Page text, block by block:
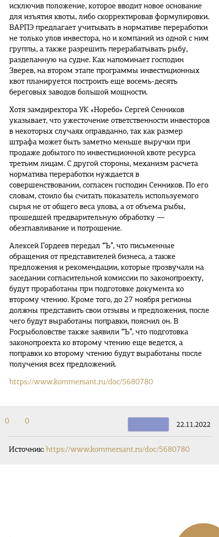
исключив положение, которое вводит новое основание
для изъятия квоты, либо скорректировав формулировки.
ВАРПЭ предлагает учитывать в нормативе переработки
не только улов инвестора, но и компаний из одной с ним
группы, а также разрешить перерабатывать рыбу,
разделанную на судне. Как напоминает господин
Зверев, на втором этапе программы инвестиционных
квот планируется построить еще восемь-десять
береговых заводов большой мощности.
Хотя замдиректора УК «Норебо» Сергей Сенников
указывает, что ужесточение ответственности инвесторов
в некоторых случаях оправданно, так как размер
штрафа может быть заметно меньше выручки при
продаже добытого по инвестиционной квоте ресурса
третьим лицам. С другой стороны, механизм расчета
норматива переработки нуждается в
совершенствовании, согласен господин Сенников. По его
словам, стоило бы считать показатель используемого
сырья не от общего веса улова, а от объема рыбы,
прошедшей предварительную обработку —
обезглавливание и потрошение.
Алексей Гордеев передал “Ъ”, что письменные
обращения от представителей бизнеса, а также
предложения и рекомендации, которые прозвучали на
заседании согласительной комиссии по законопроекту,
будут проработаны при подготовке документа ко
второму чтению. Кроме того, до 27 ноября регионы
должны представить свои отзывы и предложения, после
чего будут выработаны поправки, пояснил он. В
Росрыболовстве также заявили “Ъ”, что подготовка
законопроекта ко второму чтению еще ведется, а
поправки ко второму чтению будут выработаны после
получения всех предложений.
https://www.kommersant.ru/doc/5680780
22.11.2022
0 0
Источник: https://www.kommersant.ru/doc/5680780